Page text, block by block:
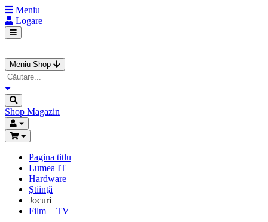
Meniu
Logare
Meniu Shop
Shop Magazin
Pagina titlu
Lumea IT
Hardware
Ştiinţă
Jocuri
Film + TV